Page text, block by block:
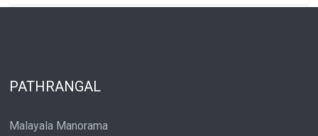
PATHRANGAL
Malayala Manorama